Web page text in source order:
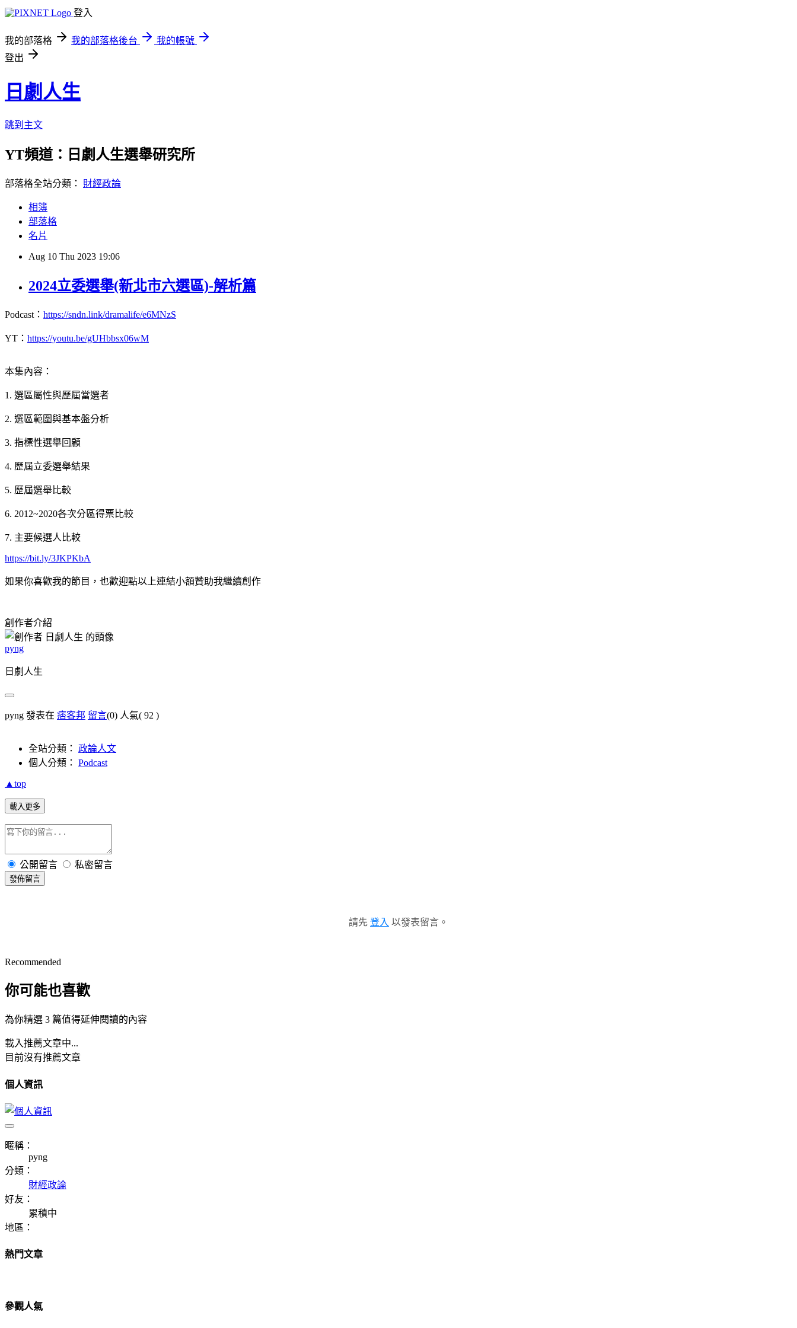
登入
我的部落格 我的部落格後台
我的帳號
登出
日劇人生
跳到主文
YT頻道：日劇人生選舉研究所
部落格全站分類： 財經政論
相簿
部落格
名片
Aug 10 Thu 2023 19:06
2024立委選舉(新北市六選區)-解析篇
Podcast： https://sndn.link/dramalife/e6MNzS
YT： https://youtu.be/gUHbbsx06wM
本集內容：
1. 選區屬性與歷屆當選者
2. 選區範圍與基本盤分析
3. 指標性選舉回顧
4. 歷屆立委選舉結果
5. 歷屆選舉比較
6. 2012~2020各次分區得票比較
7. 主要候選人比較
https://bit.ly/3JKPKbA
如果你喜歡我的節目，也歡迎點以上連結小額贊助我繼續創作
創作者介紹
pyng
日劇人生
pyng 發表在 痞客邦 留言(0) 人氣( 92 )
全站分類： 政論人文
個人分類： Podcast
▲top
載入更多
公開留言 私密留言
發佈留言
請先 登入 以發表留言。
Recommended
你可能也喜歡
為你精選 3 篇值得延伸閱讀的內容
載入推薦文章中...
目前沒有推薦文章
個人資訊
暱稱：
pyng
分類：
財經政論
好友：
累積中
地區：
熱門文章
參觀人氣